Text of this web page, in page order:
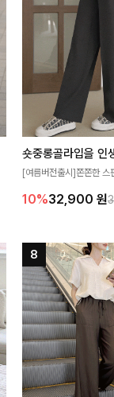
[여름버전출시]쫀쫀한 스
숏·기본·롱 기장과 와이드
10%32,900 원